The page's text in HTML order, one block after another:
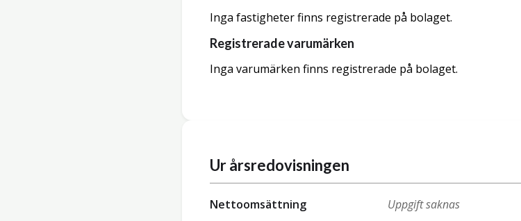
Inga fastigheter finns registrerade på bolaget.
Registrerade varumärken
Inga varumärken finns registrerade på bolaget.
Ur årsredovisningen
Nettoomsättning
Uppgift saknas